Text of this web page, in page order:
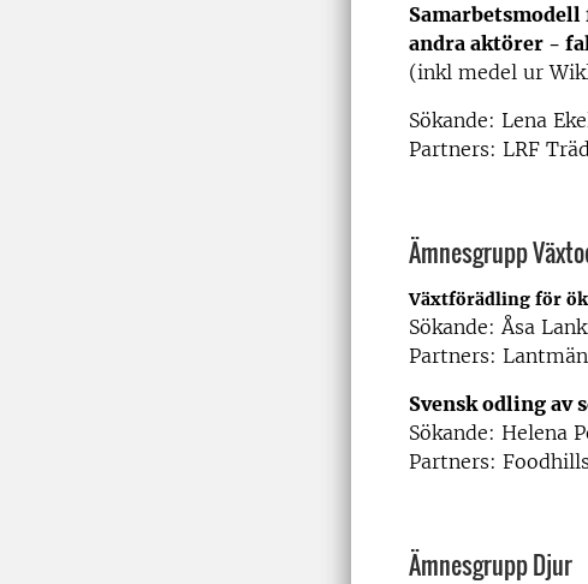
andra aktörer -
(inkl medel ur
Sökande: Lena
Partners: LRF
Ämnesgrupp
Växtförädling för
Sökande: Åsa
Partners:
Svensk odling av
Sökande: Helena
Partners:
Ämnesgrupp Djur